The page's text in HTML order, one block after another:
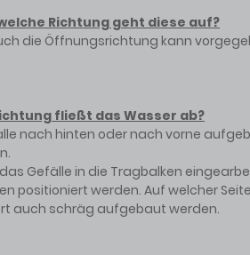
Richtung geht diese auf?
die Öffnungsrichtung kann
fließt das Wasser ab?
nach hinten oder nach vorne
Gefälle in die Tragbalken
positioniert werden. Auf welcher
auch schräg aufgebaut werden.